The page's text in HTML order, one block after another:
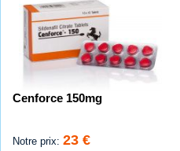
Cenforce 150mg
Notre prix: 23 €